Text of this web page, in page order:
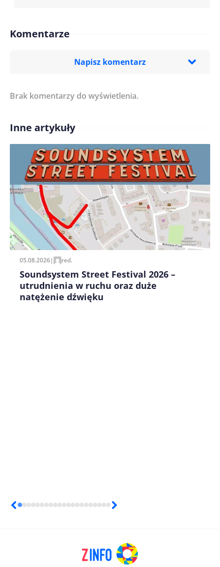
Komentarze
Napisz komentarz
Treść komentarza*
Imię/ Nick*
Zapamiętaj moje dane w tej przeglądarce podczas
pisania kolejnych komentarzy.
Brak komentarzy do wyświetlenia.
Inne artykuły
05.08.2026| red.
Soundsystem Street Festival 2026 –
utrudnienia w ruchu oraz duże
natężenie dźwięku